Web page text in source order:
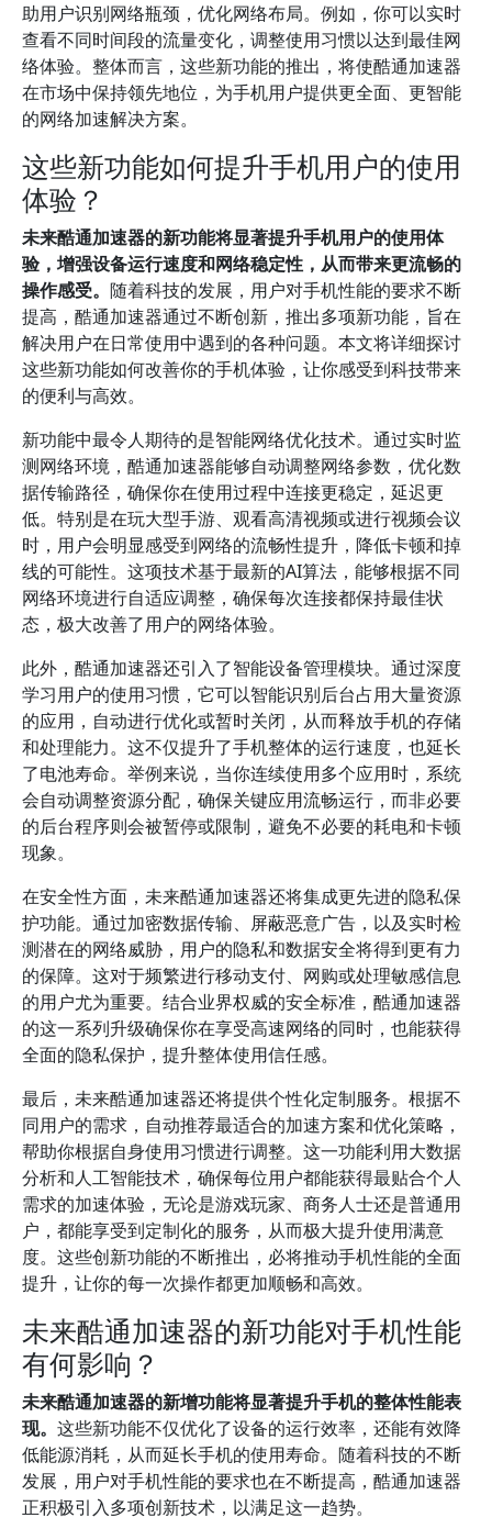
助用户识别网络瓶颈，优化网络布局。例如，你可以实时
查看不同时间段的流量变化，调整使用习惯以达到最佳网
络体验。整体而言，这些新功能的推出，将使酷通加速器
在市场中保持领先地位，为手机用户提供更全面、更智能
的网络加速解决方案。
这些新功能如何提升手机用户的使用
体验？
未来酷通加速器的新功能将显著提升手机用户的使用体
验，增强设备运行速度和网络稳定性，从而带来更流畅的
操作感受。 随着科技的发展，用户对手机性能的要求不断
提高，酷通加速器通过不断创新，推出多项新功能，旨在
解决用户在日常使用中遇到的各种问题。本文将详细探讨
这些新功能如何改善你的手机体验，让你感受到科技带来
的便利与高效。
新功能中最令人期待的是智能网络优化技术。通过实时监
测网络环境，酷通加速器能够自动调整网络参数，优化数
据传输路径，确保你在使用过程中连接更稳定，延迟更
低。特别是在玩大型手游、观看高清视频或进行视频会议
时，用户会明显感受到网络的流畅性提升，降低卡顿和掉
线的可能性。这项技术基于最新的AI算法，能够根据不同
网络环境进行自适应调整，确保每次连接都保持最佳状
态，极大改善了用户的网络体验。
此外，酷通加速器还引入了智能设备管理模块。通过深度
学习用户的使用习惯，它可以智能识别后台占用大量资源
的应用，自动进行优化或暂时关闭，从而释放手机的存储
和处理能力。这不仅提升了手机整体的运行速度，也延长
了电池寿命。举例来说，当你连续使用多个应用时，系统
会自动调整资源分配，确保关键应用流畅运行，而非必要
的后台程序则会被暂停或限制，避免不必要的耗电和卡顿
现象。
在安全性方面，未来酷通加速器还将集成更先进的隐私保
护功能。通过加密数据传输、屏蔽恶意广告，以及实时检
测潜在的网络威胁，用户的隐私和数据安全将得到更有力
的保障。这对于频繁进行移动支付、网购或处理敏感信息
的用户尤为重要。结合业界权威的安全标准，酷通加速器
的这一系列升级确保你在享受高速网络的同时，也能获得
全面的隐私保护，提升整体使用信任感。
最后，未来酷通加速器还将提供个性化定制服务。根据不
同用户的需求，自动推荐最适合的加速方案和优化策略，
帮助你根据自身使用习惯进行调整。这一功能利用大数据
分析和人工智能技术，确保每位用户都能获得最贴合个人
需求的加速体验，无论是游戏玩家、商务人士还是普通用
户，都能享受到定制化的服务，从而极大提升使用满意
度。这些创新功能的不断推出，必将推动手机性能的全面
提升，让你的每一次操作都更加顺畅和高效。
未来酷通加速器的新功能对手机性能
有何影响？
未来酷通加速器的新增功能将显著提升手机的整体性能表
现。 这些新功能不仅优化了设备的运行效率，还能有效降
低能源消耗，从而延长手机的使用寿命。随着科技的不断
发展，用户对手机性能的要求也在不断提高，酷通加速器
正积极引入多项创新技术，以满足这一趋势。